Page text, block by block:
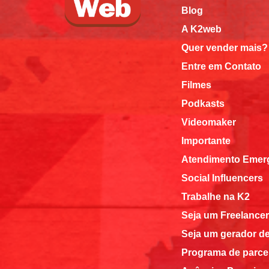
Blog
A K2web
Quer vender mais?
Entre em Contato
Filmes
Podkasts
Videomaker
Importante
Atendimento
Social Influencers
Trabalhe na K2
Seja um Freelancer
Seja um gerador
Programa de